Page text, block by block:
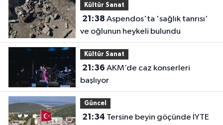
Kültür Sanat
21:38
ve oğlunun heykeli bulundu
Kültür Sanat
21:36
başlıyor
Güncel
21:34